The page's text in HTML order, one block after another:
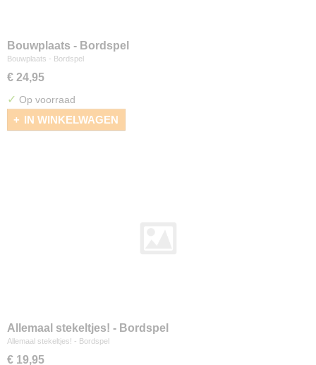
Bouwplaats - Bordspel
Bouwplaats - Bordspel
€ 24,95
✓ Op voorraad
IN WINKELWAGEN
Allemaal stekeltjes! - Bordspel
Allemaal stekeltjes! - Bordspel
€ 19,95